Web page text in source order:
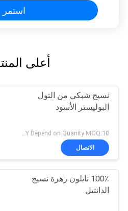
استمر
أعلى
نسيج شبكي من التول
البوليستر الأسود
USD1-2/Y Depend on Quanity MOQ:10 ياردة
الاتصال
100٪ نايلون زهرة نسيج
الدانتيل